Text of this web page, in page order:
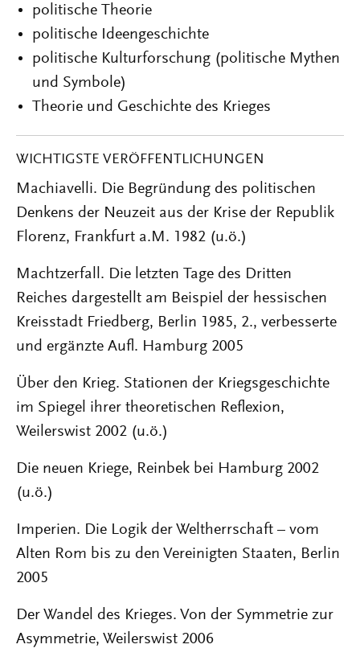
politische Theorie
politische Ideengeschichte
politische Kulturforschung (politische Mythen
und Symbole)
Theorie und Geschichte des Krieges
WICHTIGSTE VERÖFFENTLICHUNGEN
Machiavelli. Die Begründung des politischen
Denkens der Neuzeit aus der Krise der Republik
Florenz, Frankfurt a.M. 1982 (u.ö.)
Machtzerfall. Die letzten Tage des Dritten
Reiches dargestellt am Beispiel der hessischen
Kreisstadt Friedberg, Berlin 1985, 2., verbesserte
und ergänzte Aufl. Hamburg 2005
Über den Krieg. Stationen der Kriegsgeschichte
im Spiegel ihrer theoretischen Reflexion,
Weilerswist 2002 (u.ö.)
Die neuen Kriege, Reinbek bei Hamburg 2002
(u.ö.)
Imperien. Die Logik der Weltherrschaft – vom
Alten Rom bis zu den Vereinigten Staaten, Berlin
2005
Der Wandel des Krieges. Von der Symmetrie zur
Asymmetrie, Weilerswist 2006